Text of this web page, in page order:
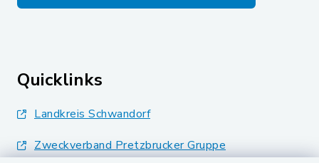
Quicklinks
Landkreis Schwandorf
Zweckverband Pretzbrucker Gruppe